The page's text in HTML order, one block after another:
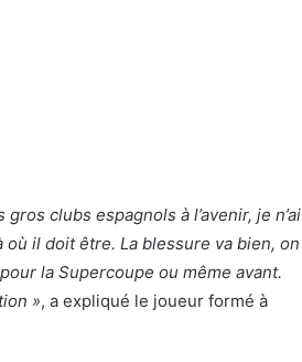
clubs espagnols à l’avenir, je n’ai
il doit être. La blessure va bien, on
la Supercoupe ou même avant.
», a expliqué le joueur formé à